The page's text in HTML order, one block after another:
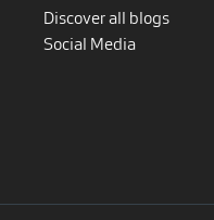
Discover all blogs
Social Media